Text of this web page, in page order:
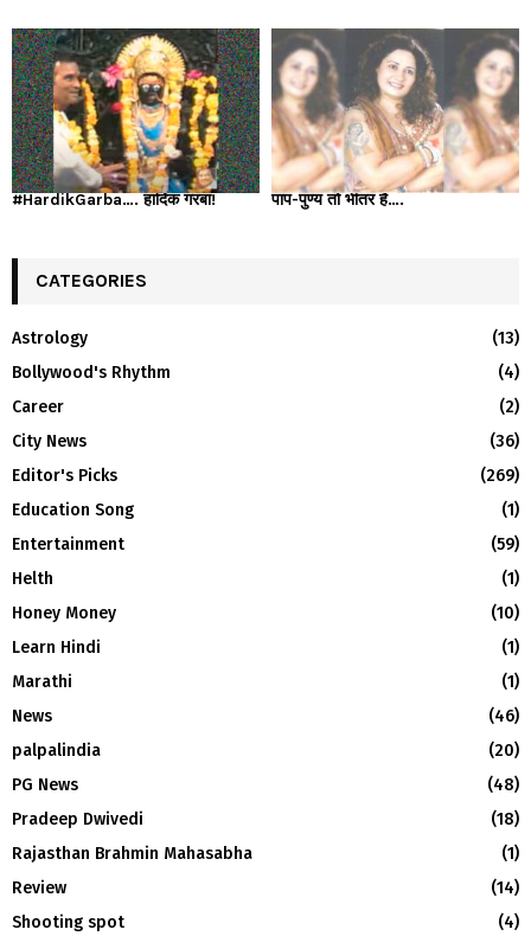
#HardikGarba…. हार्दिक गरबा! पाप-पुण्य तो भीतर है….
CATEGORIES
Astrology
(13)
Bollywood's Rhythm
(4)
Career
(2)
City News
(36)
Editor's Picks
(269)
Education Song
(1)
Entertainment
(59)
Helth
(1)
Honey Money
(10)
Learn Hindi
(1)
Marathi
(1)
News
(46)
palpalindia
(20)
PG News
(48)
Pradeep Dwivedi
(18)
Rajasthan Brahmin Mahasabha
(1)
Review
(14)
Shooting spot
(4)